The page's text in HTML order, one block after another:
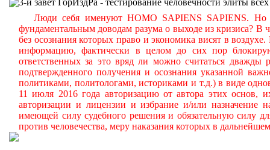
3-й завет ГорИздРа - тестирование человечности элиты
Люди себя именуют HOMO SAPIENS SAPIENS. Но
фундаментальным доводам разума о выходе из кризиса? В
без осознания которых право и экономика висят в
информацию, фактически в целом до сих пор
ответственных за это вряд ли можно считаться
подтвержденного получения и осознания указанной
политиками, политологами, историками и т.д.) в виде
11 июля 2016 года авторизацию от автора этих основ,
авторизации и лицензии и избрание и/или назначение
имеющей силу судебного решения и обязательную силу
против человечества, меру наказания которых в